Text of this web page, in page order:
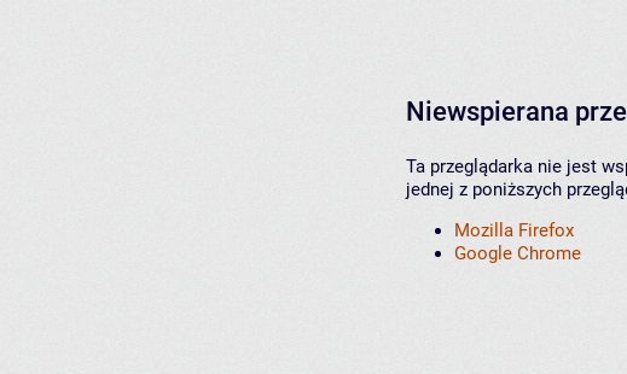
Niewspierana
Ta przeglądarka nie jest
jednej z poniższych
Mozilla Firefox
Google Chrome